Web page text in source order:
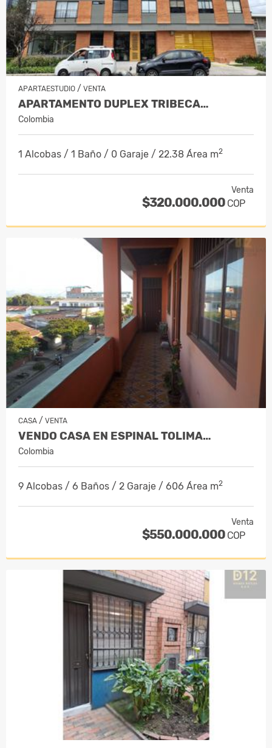
APARTAESTUDIO / VENTA
APARTAMENTO DUPLEX TRIBECA…
Colombia
1 Alcobas / 1 Baño / 0 Garaje / 22.38 Área m2
Venta
$320.000.000 COP
CASA / VENTA
VENDO CASA EN ESPINAL TOLIMA…
Colombia
9 Alcobas / 6 Baños / 2 Garaje / 606 Área m2
Venta
$550.000.000 COP